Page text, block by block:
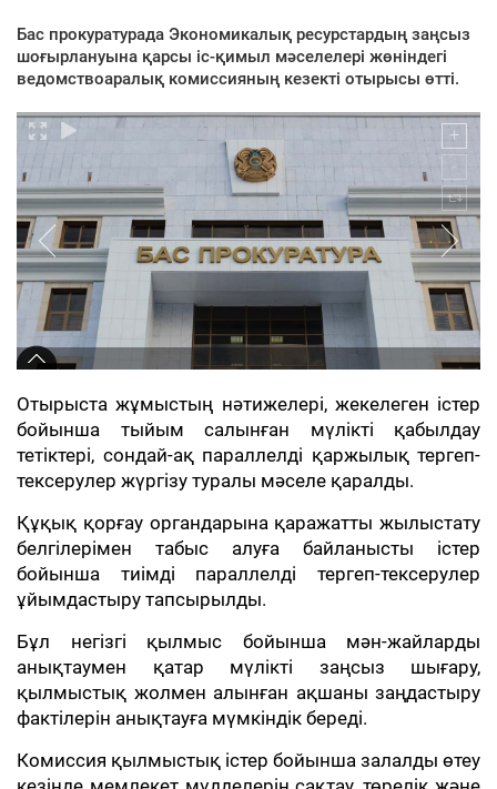
Бас прокуратурада Экономикалық ресурстардың заңсыз
шоғырлануына қарсы іс-қимыл мәселелері жөніндегі
ведомствоаралық комиссияның кезекті отырысы өтті.
Отырыста жұмыстың нәтижелері, жекелеген істер
бойынша тыйым салынған мүлікті қабылдау
тетіктері, сондай-ақ параллелді қаржылық тергеп-
тексерулер жүргізу туралы мәселе қаралды.
Құқық қорғау органдарына қаражатты жылыстату
белгілерімен табыс алуға байланысты істер
бойынша тиімді параллелді тергеп-тексерулер
ұйымдастыру тапсырылды.
Бұл негізгі қылмыс бойынша мән-жайларды
анықтаумен қатар мүлікті заңсыз шығару,
қылмыстық жолмен алынған ақшаны заңдастыру
фактілерін анықтауға мүмкіндік береді.
Комиссия қылмыстық істер бойынша залалды өтеу